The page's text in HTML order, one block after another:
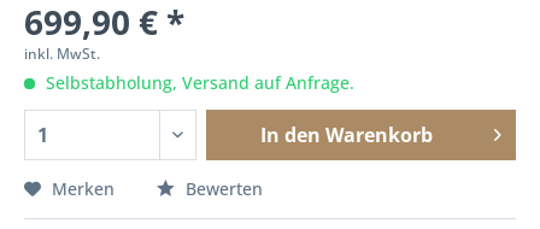
699,90 € *
inkl. MwSt.
Selbstabholung, Versand auf Anfrage.
In den Warenkorb
Merken Bewerten